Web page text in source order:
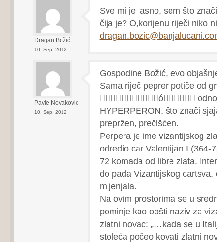
Dragan Božić
10. Sep, 2012
Sve mi je jasno, sem što
čija je? O,korijenu riječi niko
Pavle Novaković
10. Sep, 2012
Gospodine Božić, evo
Sama riječ peprer potiče od
ó
HYPERPERON, što znači
prepržen, prečišćen.
Perpera je ime vizantijskog
odredio car Valentijan I (364-
72 komada od libre zlata.
do pada Vizantijskog cartsva,
mijenjala.
Na ovim prostorima se u
pominje kao opšti naziv za
zlatni novac: „…kada se u
stoleća počeo kovati zlatni